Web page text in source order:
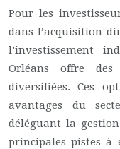
Pour les
dans l’acquisition
l’investissement
Orléans offre des
diversifiées. Ces
avantages du
déléguant la
principales pistes à